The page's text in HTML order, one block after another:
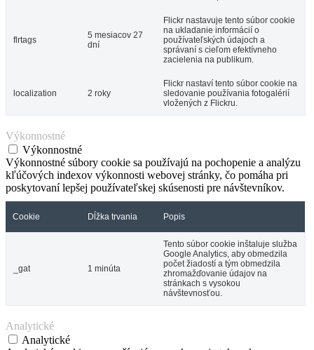
flrtags
5 mesiacov 27
dní
Flickr nastavuje tento súbor cookie
na ukladanie informácií o
používateľských údajoch a
správaní s cieľom efektívneho
zacielenia na publikum.
localization 2 roky
Flickr nastaví tento súbor cookie na
sledovanie používania fotogalérií
vložených z Flickru.
Výkonnostné
Výkonnostné
Výkonnostné súbory cookie sa používajú na pochopenie a analýzu
kľúčových indexov výkonnosti webovej stránky, čo pomáha pri
poskytovaní lepšej používateľskej skúsenosti pre návštevníkov.
Cookie Dĺžka trvania Popis
_gat 1 minúta
Tento súbor cookie inštaluje služba
Google Analytics, aby obmedzila
počet žiadostí a tým obmedzila
zhromažďovanie údajov na
stránkach s vysokou
návštevnosťou.
Analytické
Analytické